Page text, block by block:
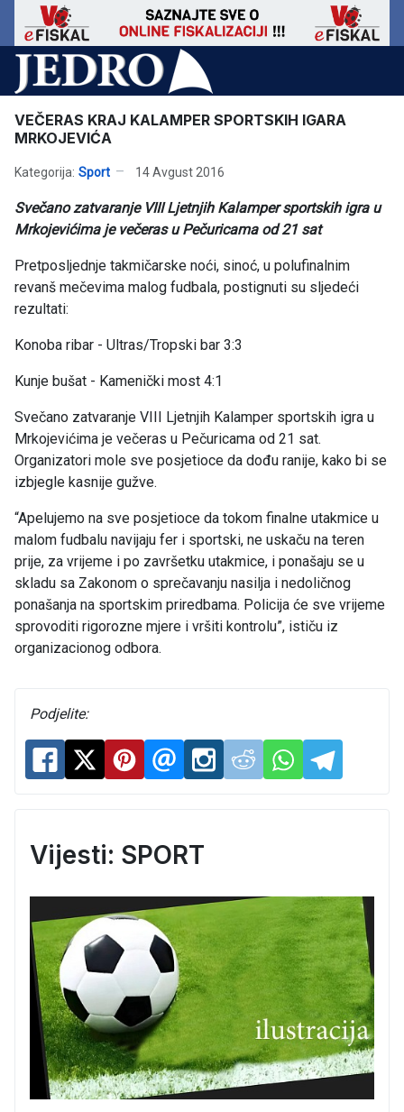
VEČERAS KRAJ KALAMPER SPORTSKIH IGARA
MRKOJEVIĆA
Kategorija: Sport 14 Avgust 2016
Svečano zatvaranje VIII Ljetnjih Kalamper sportskih igra u
Mrkojevićima je večeras u Pečuricama od 21 sat
Pretposljednje takmičarske noći, sinoć, u polufinalnim
revanš mečevima malog fudbala, postignuti su sljedeći
rezultati:
Konoba ribar - Ultras/Tropski bar 3:3
Kunje bušat - Kamenički most 4:1
Svečano zatvaranje VIII Ljetnjih Kalamper sportskih igra u
Mrkojevićima je večeras u Pečuricama od 21 sat.
Organizatori mole sve posjetioce da dođu ranije, kako bi se
izbjegle kasnije gužve.
“Apelujemo na sve posjetioce da tokom finalne utakmice u
malom fudbalu navijaju fer i sportski, ne uskaču na teren
prije, za vrijeme i po završetku utakmice, i ponašaju se u
skladu sa Zakonom o sprečavanju nasilja i nedoličnog
ponašanja na sportskim priredbama. Policija će sve vrijeme
sprovoditi rigorozne mjere i vršiti kontrolu”, ističu iz
organizacionog odbora.
Podjelite:
Vijesti: SPORT